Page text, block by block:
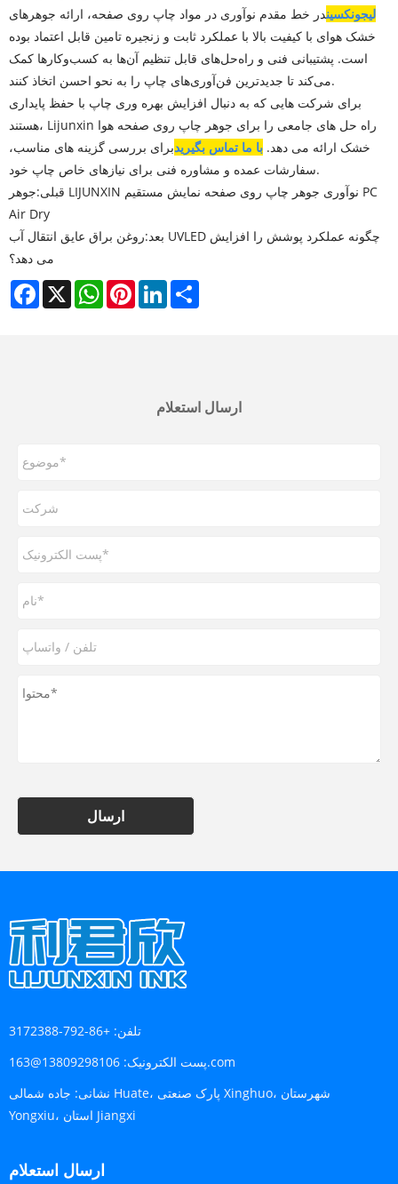
لیجونکسیندر خط مقدم نوآوری در مواد چاپ روی صفحه، ارائه جوهرهای
خشک هوای با کیفیت بالا با عملکرد ثابت و زنجیره تامین قابل اعتماد بوده
است. پشتیبانی فنی و راه‌حل‌های قابل تنظیم آن‌ها به کسب‌وکارها کمک
می‌کند تا جدیدترین فن‌آوری‌های چاپ را به نحو احسن اتخاذ کنند.
برای شرکت هایی که به دنبال افزایش بهره وری چاپ با حفظ پایداری
هستند، Lijunxin راه حل های جامعی را برای جوهر چاپ روی صفحه هوا
خشک ارائه می دهد. با ما تماس بگیریدبرای بررسی گزینه های مناسب،
سفارشات عمده و مشاوره فنی برای نیازهای خاص چاپ خود.
قبلی:جوهر LIJUNXIN نوآوری جوهر چاپ روی صفحه نمایش مستقیم PC
Air Dry
بعد:روغن براق عایق انتقال آب UVLED چگونه عملکرد پوشش را افزایش
می دهد؟
Facebook
X WhatsAppPinterestLinkedIn
ارسال استعلام
ارسال
تلفن: +86-792-3172388
پست الکترونیک:13809298106@163.com
نشانی: جاده شمالی Huate، پارک صنعتی Xinghuo، شهرستان
Yongxiu، استان Jiangxi
ارسال استعلام